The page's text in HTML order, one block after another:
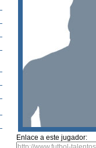
Enlace a este jugador: